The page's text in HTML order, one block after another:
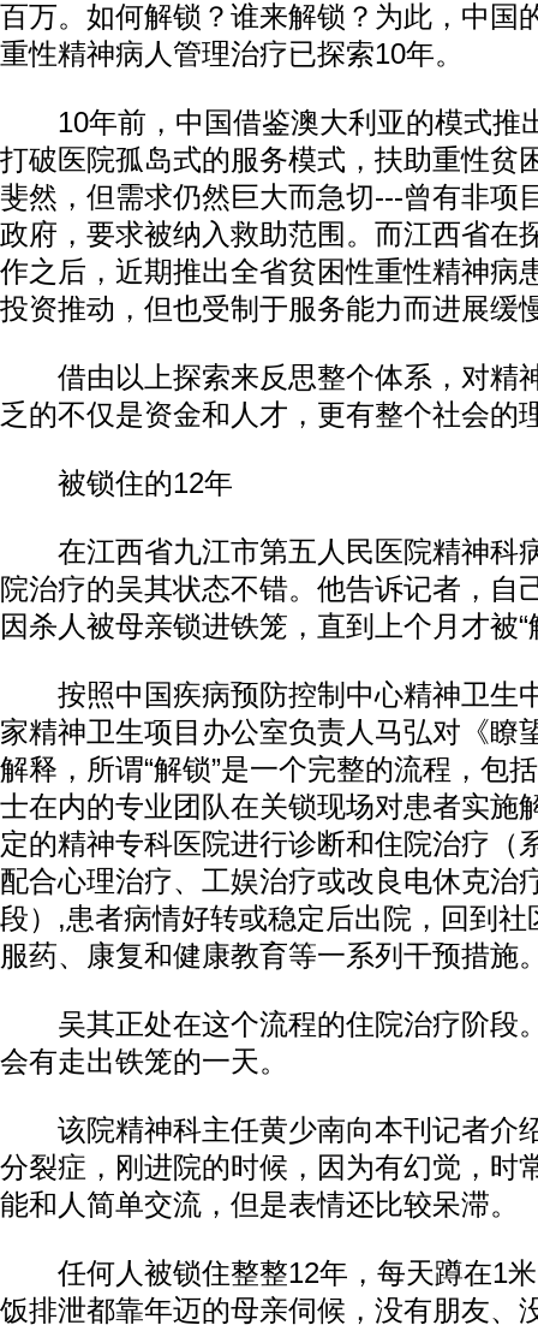
百万。如何解锁？谁来解锁？为此，中
重性精神病人管理治疗已探索10年。
10年前，中国借鉴澳大利亚的模式推
打破医院孤岛式的服务模式，扶助重性贫
斐然，但需求仍然巨大而急切---曾有非项
政府，要求被纳入救助范围。而江西省在
作之后，近期推出全省贫困性重性精神病
投资推动，但也受制于服务能力而进展缓
借由以上探索来反思整个体系，对精
乏的不仅是资金和人才，更有整个社会的
被锁住的12年
在江西省九江市第五人民医院精神科
院治疗的吴其状态不错。他告诉记者，自
因杀人被母亲锁进铁笼，直到上个月才被
按照中国疾病预防控制中心精神卫生
家精神卫生项目办公室负责人马弘对《瞭
解释，所谓“解锁”是一个完整的流程，包
士在内的专业团队在关锁现场对患者实施
定的精神专科医院进行诊断和住院治疗（
配合心理治疗、工娱治疗或改良电休克治
段）,患者病情好转或稳定后出院，回到社
服药、康复和健康教育等一系列干预措施
吴其正处在这个流程的住院治疗阶段
会有走出铁笼的一天。
该院精神科主任黄少南向本刊记者介
分裂症，刚进院的时候，因为有幻觉，时
能和人简单交流，但是表情还比较呆滞。
任何人被锁住整整12年，每天蹲在1米
饭排泄都靠年迈的母亲伺候，没有朋友、